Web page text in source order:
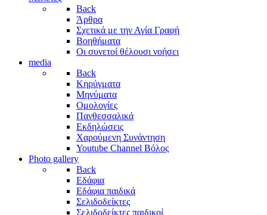
Back
Άρθρα
Σχετικά με την Αγία Γραφή
Βοηθήματα
Οι συνετοί θέλουσι νοήσει
media
Back
Κηρύγματα
Μηνύματα
Ομολογίες
Πανθεσσαλικά
Εκδηλώσεις
Χαρούμενη Συνάντηση
Youtube Channel Βόλος
Photo gallery
Back
Εδάφια
Εδάφια παιδικά
Σελιδοδείκτες
Σελιδοδείκτες παιδικοί